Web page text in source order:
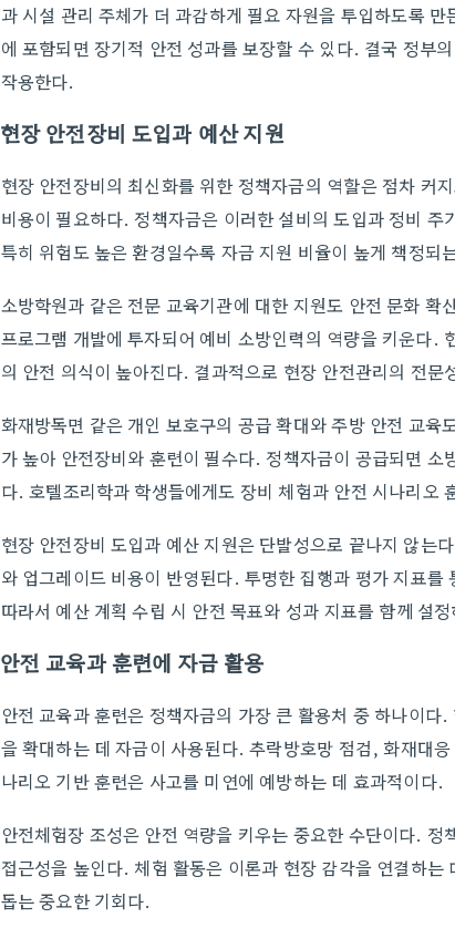
과 시설 관리 주체가 더 과감하게 필요 자원을 투입하도록
에 포함되면 장기적 안전 성과를 보장할 수 있다. 결국 정부
작용한다.
현장 안전장비 도입과 예산 지원
현장 안전장비의 최신화를 위한 정책자금의 역할은 점차 커
비용이 필요하다. 정책자금은 이러한 설비의 도입과 정비
특히 위험도 높은 환경일수록 자금 지원 비율이 높게 책정되
소방학원과 같은 전문 교육기관에 대한 지원도 안전 문화
프로그램 개발에 투자되어 예비 소방인력의 역량을 키운다.
의 안전 의식이 높아진다. 결과적으로 현장 안전관리의 전
화재방독면 같은 개인 보호구의 공급 확대와 주방 안전 교
가 높아 안전장비와 훈련이 필수다. 정책자금이 공급되면
다. 호텔조리학과 학생들에게도 장비 체험과 안전 시나리오
현장 안전장비 도입과 예산 지원은 단발성으로 끝나지 않는
와 업그레이드 비용이 반영된다. 투명한 집행과 평가 지표
따라서 예산 계획 수립 시 안전 목표와 성과 지표를 함께 설
안전 교육과 훈련에 자금 활용
안전 교육과 훈련은 정책자금의 가장 큰 활용처 중 하나이
을 확대하는 데 자금이 사용된다. 추락방호망 점검, 화재대
나리오 기반 훈련은 사고를 미연에 예방하는 데 효과적이다.
안전체험장 조성은 안전 역량을 키우는 중요한 수단이다.
접근성을 높인다. 체험 활동은 이론과 현장 감각을 연결하
돕는 중요한 기회다.